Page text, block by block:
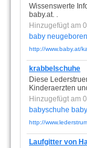
Wissenswerte
baby.at. .
Hinzugefügt am
baby
http://www.baby.at/
krabbelschuhe
Diese
Kinderaerzten
Hinzugefügt am
babyschuhe baby
http://
Laufgitter von